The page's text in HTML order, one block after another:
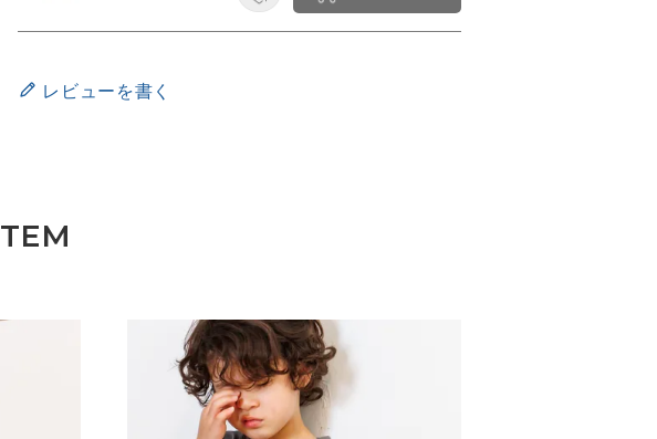
レビューを書く